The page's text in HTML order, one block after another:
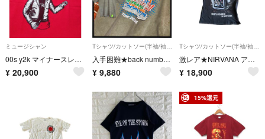
ミュージシャン
00s y2k マイナースレット Minor Threat Tシャツ M レッド
¥ 20,900
Tシャツ/カットソー(半袖/袖なし)
入手困難★back number★バックナンバー★2026★ツアー★Grateful YesterdaysTour★バンドtシャツ
¥ 9,880
Tシャツ/カットソー(半袖/袖なし)
激レア★NIRVANA アンプラグド Tシャツ ピグメントダイ バンドT ニルヴァーナ 木村拓哉 金子賢 日本未発売 海外限定
¥ 18,900
15%還元